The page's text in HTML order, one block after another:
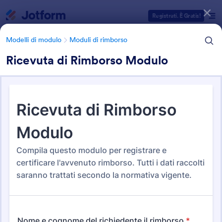
Registrati. È Gratis!
Modelli di modulo Moduli di rimborso
Ricevuta di Rimborso Modulo
Modelli di modulo Moduli di rimborso
Moduli di rimborso
Categorie Template Moduli